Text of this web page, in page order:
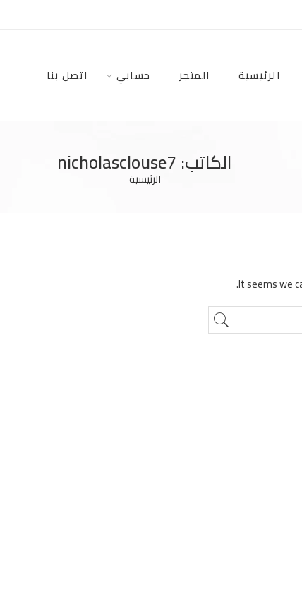
الرئيسية المتجر حسابي اتصل بنا
الكاتب: nicholasclouse7
الرئيسية
It seems we